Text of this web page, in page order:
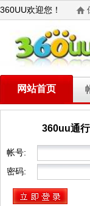
360UU欢迎您！
网站首页
360uu通
帐号:
密码: